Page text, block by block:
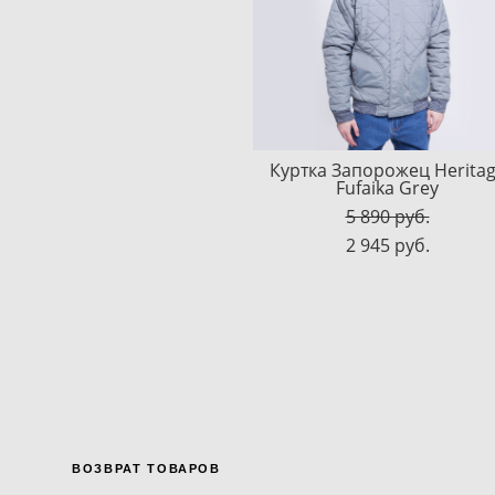
Куртка Запорожец
Fufaika Grey
5 890 pуб.
2 945 pуб.
ВОЗВРАТ ТОВАРОВ